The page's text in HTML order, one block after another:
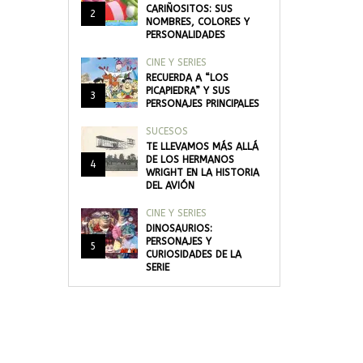
2
CARIÑOSITOS: SUS
NOMBRES, COLORES Y
PERSONALIDADES
3
CINE Y SERIES
RECUERDA A “LOS
PICAPIEDRA” Y SUS
PERSONAJES PRINCIPALES
4
SUCESOS
TE LLEVAMOS MÁS ALLÁ
DE LOS HERMANOS
WRIGHT EN LA HISTORIA
DEL AVIÓN
5
CINE Y SERIES
DINOSAURIOS:
PERSONAJES Y
CURIOSIDADES DE LA
SERIE